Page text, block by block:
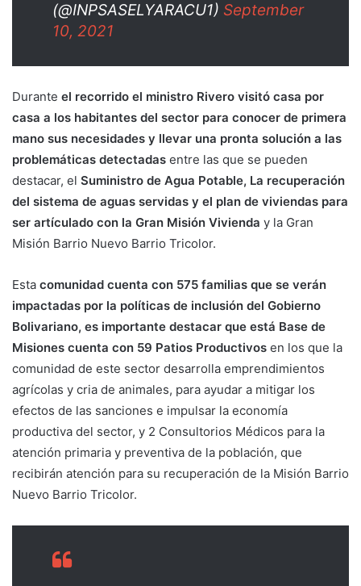
(@INPSASELYARACU1) September
10, 2021
Durante el recorrido el ministro Rivero visitó casa por
casa a los habitantes del sector para conocer de primera
mano sus necesidades y llevar una pronta solución a las
problemáticas detectadas entre las que se pueden
destacar, el Suministro de Agua Potable, La recuperación
del sistema de aguas servidas y el plan de viviendas para
ser artículado con la Gran Misión Vivienda y la Gran
Misión Barrio Nuevo Barrio Tricolor.
Esta comunidad cuenta con 575 familias que se verán
impactadas por la políticas de inclusión del Gobierno
Bolivariano, es importante destacar que está Base de
Misiones cuenta con 59 Patios Productivos en los que la
comunidad de este sector desarrolla emprendimientos
agrícolas y cria de animales, para ayudar a mitigar los
efectos de las sanciones e impulsar la economía
productiva del sector, y 2 Consultorios Médicos para la
atención primaria y preventiva de la población, que
recibirán atención para su recuperación de la Misión Barrio
Nuevo Barrio Tricolor.